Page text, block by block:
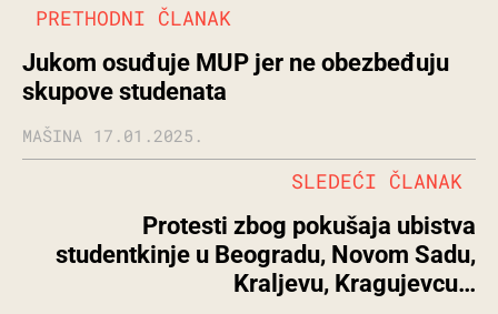
PRETHODNI ČLANAK
Jukom osuđuje MUP jer ne obezbeđuju
skupove studenata
MAŠINA 17.01.2025.
Protesti zbog pokušaja ubistva
studentkinje u Beogradu, Novom Sadu,
Kraljevu, Kragujevcu…
SLEDEĆI ČLANAK